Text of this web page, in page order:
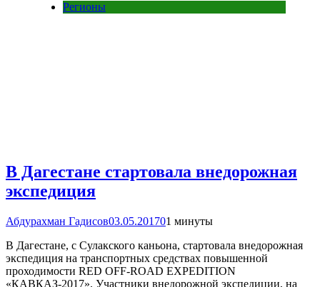
Регионы
В Дагестане стартовала внедорожная
экспедиция
Абдурахман Гадисов03.05.201701 минуты
В Дагестане, с Сулакского каньона, стартовала внедорожная
экспедиция на транспортных средствах повышенной
проходимости RED OFF-ROAD EXPEDITION
«КАВКАЗ-2017». Участники внедорожной экспедиции, на